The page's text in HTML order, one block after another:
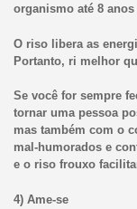
organismo até 8
O riso libera as
Portanto, ri melhor
Se você for sempre
tornar uma pessoa
mas também com o
mal-humorados e
e o riso frouxo
4) Ame-se